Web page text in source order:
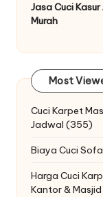
Jasa Cuci
Murah
Most
Cuci Karpet
Jadwal (355)
Biaya Cuci
Harga Cuci
Kantor & Masjid